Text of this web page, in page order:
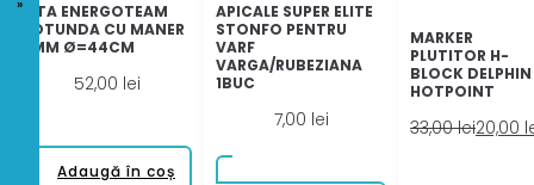
SITA ENERGOTEAM
ROTUNDA CU MANER
3MM Ø=44CM
52,00 lei
Adaugă în coș
APICALE SUPER ELITE
STONFO PENTRU
VARF
VARGA/RUBEZIANA
1BUC
7,00 lei
MARKER
PLUTITOR H-
BLOCK DELPHIN
HOTPOINT
33,00leiPrețul
20,00
Prețul